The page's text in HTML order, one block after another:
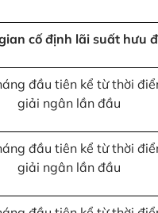
cố định lãi suất hưu
đầu tiên kể từ thời
giải ngân lần đầu
đầu tiên kể từ thời
giải ngân lần đầu